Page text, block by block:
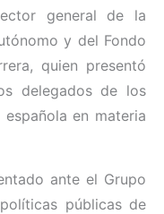
general de la
y del Fondo
quien presentó
delegados de los
en materia
ante el Grupo
públicas de